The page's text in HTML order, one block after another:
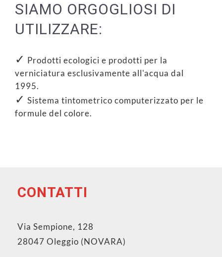
SIAMO ORGOGLIOSI DI
UTILIZZARE:
✓ Prodotti ecologici e prodotti per la
verniciatura esclusivamente all'acqua dal
1995.
✓ Sistema tintometrico computerizzato per le
formule del colore.
CONTATTI
Via Sempione, 128
28047 Oleggio (NOVARA)